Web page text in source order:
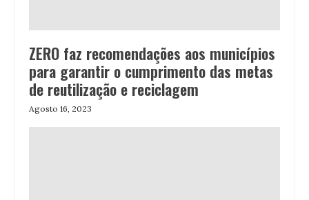
ZERO faz recomendações aos municípios
para garantir o cumprimento das metas
de reutilização e reciclagem
Agosto 16, 2023